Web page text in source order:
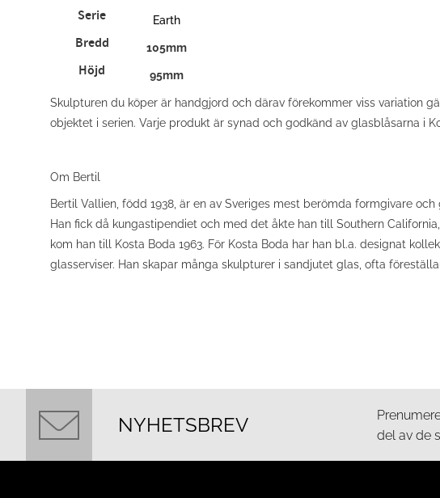
Serie Earth
Bredd 105mm
Höjd
95mm
Skulpturen du köper är handgjord och därav förekommer viss variation
objektet i serien. Varje produkt är synad och godkänd av glasblåsarna i
Om Bertil
Bertil Vallien, född 1938, är en av Sveriges mest berömda formgivare
Han fick då kungastipendiet och med det åkte han till Southern
kom han till Kosta Boda 1963. För Kosta Boda har han bl.a. designat
glasserviser. Han skapar många skulpturer i sandjutet glas, ofta
NYHETSBREV
del av de